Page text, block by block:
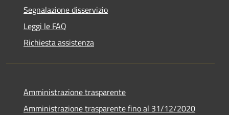
Segnalazione disservizio
Leggi le FAQ
Richiesta assistenza
Amministrazione trasparente
Amministrazione trasparente fino al 31/12/2020